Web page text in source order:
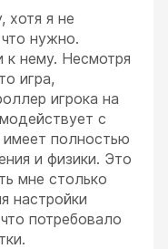
хотя я не
нужно.
к нему. Несмотря
игра,
игрока на
с
полностью
и физики. Это
мне столько
настройки
потребовало